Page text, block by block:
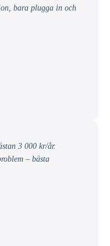
bara plugga in och
3 000 kr/år.
– bästa